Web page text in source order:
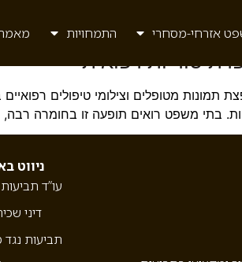
אזרחי-מסחרי התמחויות
סודיות רפואית
תמונות מטופלים וצילומי טיפולים
בתי משפט רואים תופעה זו בחומרה
ניווט
עו”ד
דיני
תביעות נגד